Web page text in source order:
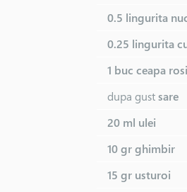
0.5 lingurita
0.25 lingurita
1 buc ceapa
dupa gustsare
20 ml ulei
10 grghimbir
15 gr usturoi